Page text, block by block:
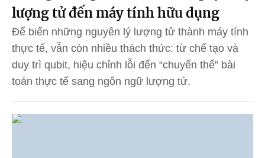
lượng tử đến máy tính hữu dụng
Để biến những nguyên lý lượng tử thành máy tính
thực tế, vẫn còn nhiều thách thức: từ chế tạo và
duy trì qubit, hiệu chỉnh lỗi đến “chuyển thể” bài
toán thực tế sang ngôn ngữ lượng tử.